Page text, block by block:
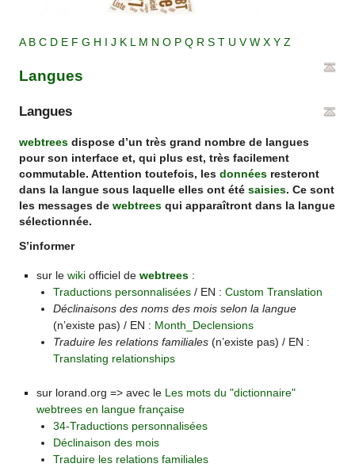
A B C D E F G H I J K L M N O P Q R S T U V W X Y Z
Langues
Langues
webtrees dispose d’un très grand nombre de langues
pour son interface et, qui plus est, très facilement
commutable. Attention toutefois, lesdonnées resteront
dans la langue sous laquelle elles ont étésaisies. Ce sont
les messages dewebtrees qui apparaîtront dans la langue
sélectionnée.
S’informer
sur le wikiofficiel de webtrees:
Traductions personnalisées / EN :Custom Translation
Déclinaisons des noms des mois selon la langue
(n’existe pas) / EN : Month_Declensions
Traduire les relations familiales (n’existe pas) / EN :
Translating relationships
sur lorand.org => avec le Les mots du "dictionnaire"
webtrees en langue française
34-Traductions personnalisées
Déclinaison des mois
Traduire les relations familiales